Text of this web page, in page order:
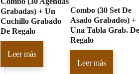
Grabadas) + Un
Cuchillo Grabado
De Regalo
Leer más
Combo (30 Set De
Asado Grabados) +
Una Tabla Grab.
Regalo
Leer más